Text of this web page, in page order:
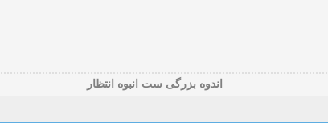
اندوه بزرگی ست انبوه انتظار